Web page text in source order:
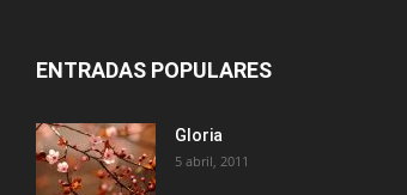
ENTRADAS POPULARES
Gloria
5 abril, 2011